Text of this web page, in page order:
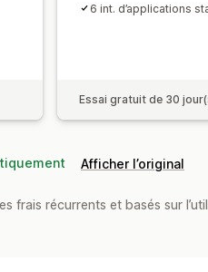
6 int. d’applications
Essai gratuit de 30
Afficher l’original
frais récurrents et basés sur